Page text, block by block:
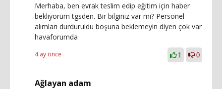
Merhaba, ben evrak teslim edip eğitim için haber
bekliyorum tgsden. Bir bilginiz var mı? Personel
alımları durduruldu boşuna beklemeyin diyen çok var
havaforumda
4 ay önce 1 0
Ağlayan adam